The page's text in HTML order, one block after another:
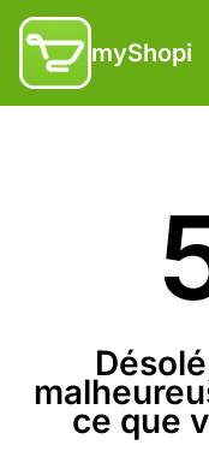
myShopi
ce que